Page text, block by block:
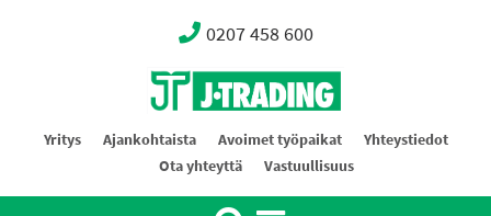
0207 458 600
Oy J-Trading Ab
Yritys Ajankohtaista Avoimet työpaikat
Yhteystiedot
Ota yhteyttä
Vastuullisuus